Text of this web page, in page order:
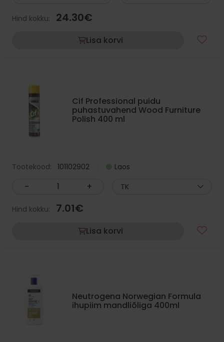
Hind kokku: 24.30€
Lisa korvi
Cif Professional puidu
puhastuvahend Wood Furniture
Polish 400 ml
Tootekood: 101102902 Laos
- + TK
Hind kokku: 7.01€
Lisa korvi
Neutrogena Norwegian Formula
ihupiim mandliõliga 400ml